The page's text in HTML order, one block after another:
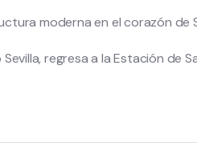
moderna en el corazón de
regresa a la Estación de